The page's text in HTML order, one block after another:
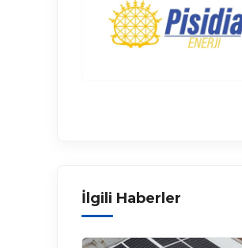
İlgili Haberler